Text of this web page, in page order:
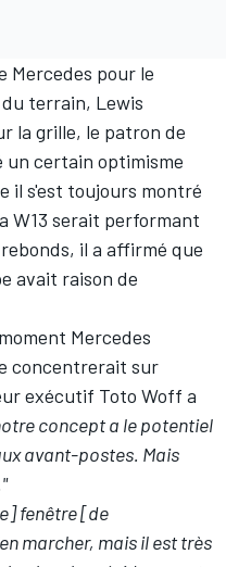
Mercedes pour le
terrain, Lewis
la grille, le patron de
un certain optimisme
il s'est toujours montré
W13 serait performant
il a affirmé que
avait raison de
Mercedes
concentrerait sur
exécutif Toto Woff a
concept a le potentiel
avant-postes. Mais
fenêtre [de
marcher, mais il est très